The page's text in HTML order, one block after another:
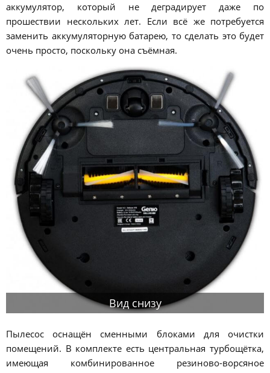
аккумулятор, который не деградирует даже по
прошествии нескольких лет. Если всё же потребуется
заменить аккумуляторную батарею, то сделать это будет
очень просто, поскольку она съёмная.
Вид снизу
Пылесос оснащён сменными блоками для очистки
помещений. В комплекте есть центральная турбощётка,
имеющая комбинированное резиново-ворсяное